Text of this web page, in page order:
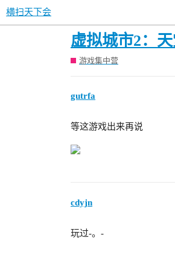
横扫天下会
虚拟城市2：
游戏集中营
gutrfa
等这游戏出来再说
cdyjn
玩过-。-